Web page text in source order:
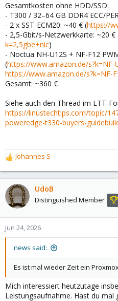
Gesamtkosten ohne HDD/SSD:
- T300 / 32–64 GB DDR4 ECC/
- 2 x SST-ECM20: ~40 € (https://
- 2,5-Gbit/s-Netzwerkkarte: ~20 €
k=2,5gbe+nic)
- Noctua NH-U12S + NF-F12
(https://www.amazon.de/s?k=NF-
https://www.amazon.de/s?k=NF-
Gesamt: ~360 €
Siehe auch den Thread im LTT-
https://linustechtips.com/topic/
poweredge-t330-buyers-
R
e
a
c
t
o
n
s
Johannes S
UdoB
Distinguished Member
Jun 24, 2026
news said:
Es ist mal wieder Zeit ein
Mich interessiert heutzutage
Leistungsaufnahme. Hast du mal